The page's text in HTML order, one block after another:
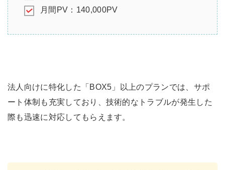
月間PV：140,000PV
法人向けに特化した「BOX5」以上のプランでは、サポ
ート体制も充実しており、技術的なトラブルが発生した
際も迅速に対応してもらえます。